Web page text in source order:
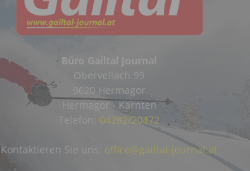
Büro Gailtal Journal
Obervellach 99
9620 Hermagor
Hermagor - Kärnten
Telefon: 04282/20472
Kontaktieren Sie uns: office@gailtal-journal.at